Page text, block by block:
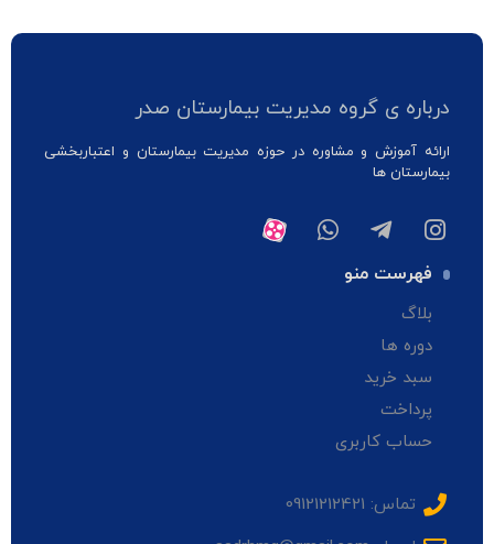
درباره ی گروه مدیریت بیمارستان صدر
ارائه آموزش و مشاوره در حوزه مدیریت بیمارستان و اعتباربخشی
بیمارستان ها
فهرست منو
بلاگ
دوره ها
سبد خرید
پرداخت
حساب کاربری
تماس: 09121212421